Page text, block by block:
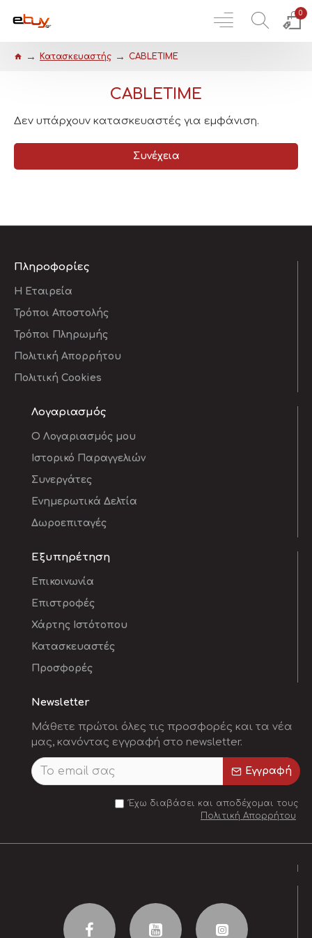
0
Κατασκευαστής CABLETIME
CABLETIME
Δεν υπάρχουν κατασκευαστές για εμφάνιση.
Συνέχεια
Πληροφορίες
Η Εταιρεία
Τρόποι Αποστολής
Τρόποι Πληρωμής
Πολιτική Απορρήτου
Πολιτική Cookies
Λογαριασμός
O Λογαριασμός μου
Ιστορικό Παραγγελιών
Συνεργάτες
Ενημερωτικά Δελτία
Δωροεπιταγές
Εξυπηρέτηση
Επικοινωνία
Επιστροφές
Χάρτης Ιστότοπου
Κατασκευαστές
Προσφορές
Newsletter
Μάθετε πρώτοι όλες τις προσφορές και τα νέα
μας, κανόντας εγγραφή στο newsletter.
Εγγραφή
Έχω διαβάσει και αποδέχομαι τους
Πολιτική Απορρήτου